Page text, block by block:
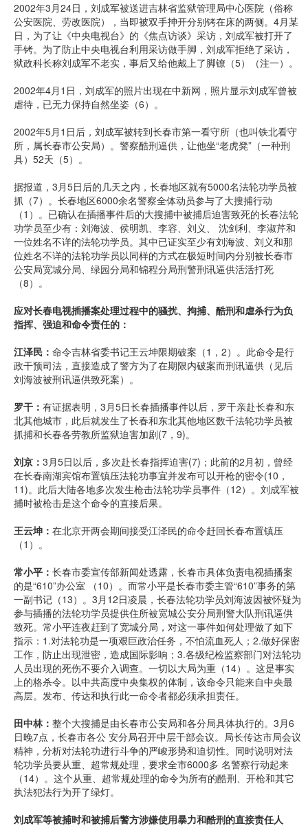
2002年3月24日，刘成军被送进吉林省监狱管理局中心医院（俗称
公安医院、劳改医院），当即被双手抻开分别铐在床的两侧。4月某
日，为了让《中央电视台》的《焦点访谈》采访，刘成军被打开了
手铐。为了防止中央电视台利用采访做手脚，刘成军拒绝了采访，
狱政科长称刘成军不老实，事后又给他戴上了脚镣（5）（注一）。
2002年4月1日，刘成军的照片出现在中新网，照片显示刘成军曾被
虐待，已无力保持自然坐姿（6）。
2002年5月1日后，刘成军被转到长春市第一看守所（也叫铁北看守
所，属长春市公安局）。警察酷刑逼供，让他坐“老虎凳”（一种刑
具）52天（5）。
据报道，3月5日后的几天之内，长春地区就有5000名法轮功学员被
抓（7）。长春地区6000余名警察全体动员参与了大搜捕行动
（1）。已确认在插播事件后的大搜捕中被捕后迫害致死的长春法轮
功学员至少有：刘海波、侯明凯、李容、刘义、 沈剑利、李淑芹和
一位姓名不详的法轮功学员。其中已证实至少有刘海波、刘义和那
位姓名不详的法轮功学员以同样的方式在极短时间内分别被长春市
公安局宽城分局、绿园分局和锦程分局刑警刑讯逼供活活打死
（8）。
应对长春电视插播案处理过程中的骚扰、拘捕、酷刑和虐杀行为负
指挥、强迫和命令责任的：
江泽民： 命令吉林省委书记王云坤限期破案（1，2）。此命令是行
政干预司法，直接造成了警方为了在期限内破案而刑讯逼供（见后
刘海波被刑讯逼供致死案）。
罗干： 有证据表明，3月5日长春插播事件以后，罗干亲赴长春和东
北其他城市，此后就发生了长春和东北其他地区数千法轮功学员被
抓捕和长春各劳教所监狱迫害加剧(7，9)。
刘京： 3月5日以后，多次赴长春指挥迫害(7)；此前的2月初，曾经
在长春南湖宾馆布置镇压法轮功事宜并发布可以开枪的密令(10，
11)。此后大陆各地多次发生枪击法轮功学员事件（12）。刘成军被
捕时被枪击是这个命令的直接后果。
王云坤： 在北京开两会期间接受江泽民的命令赶回长春布置镇压
（1）。
常小平： 长春市委宣传部新闻处透露，长春市具体负责电视插播案
的是“610”办公室 （10）。而常小平是长春市委主管“610”事务的第
一副书记（13）。3月12日凌晨，长春法轮功学员刘海波因被怀疑为
参与插播的法轮功学员提供住所被宽城公安分局刑警大队刑讯逼供
致死。常小平连夜赶到了宽城分局，对这一事件如何处理做了如下
指示：1.对法轮功是一项艰巨政治任务，不怕流血死人；2.做好保密
工作，防止出现泄密，造成国际影响；3.各级纪检监察部门对法轮功
人员出现的死伤不要介入调查。一切以大局为重（14）。这是事实
上的格杀令。以中共高度中央集权的体制，该命令只能来自中央最
高层。发布、传达和执行此一命令者都必须承担责任。
田中林： 整个大搜捕是由长春市公安局和各分局具体执行的。3月6
日晚7点，长春市各公 安分局召开中层干部会议。局长传达市局会议
精神，分析对法轮功进行斗争的严峻形势和迫切性。同时说明对法
轮功学员要从重、超常规处理，要求全市6000多 名警察行动起来
（14）。这个从重、超常规处理的命令为所有的酷刑、开枪和其它
执法犯法行为开了绿灯。
刘成军等被捕时和被捕后警方涉嫌使用暴力和酷刑的直接责任人